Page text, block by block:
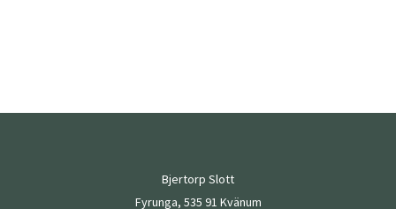
Bjertorp Slott
Fyrunga, 535 91 Kvänum